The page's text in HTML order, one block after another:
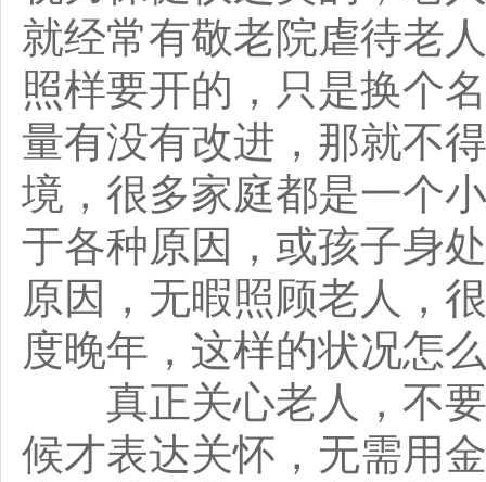
就经常有敬老院虐待老
照样要开的，只是换个
量有没有改进，那就不
境，很多家庭都是一个
于各种原因，或孩子身
原因，无暇照顾老人，
度晚年，这样的状况怎
真正关心老人，不要
候才表达关怀，无需用